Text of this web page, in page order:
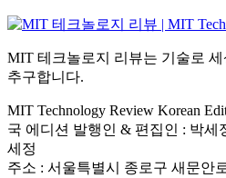
MIT 테크놀로지 리뷰는 기술로
추구합니다.
MIT Technology Review Korean
국 에디션 발행인 & 편집인 : 박세
세정
주소 : 서울특별시 종로구 새문안